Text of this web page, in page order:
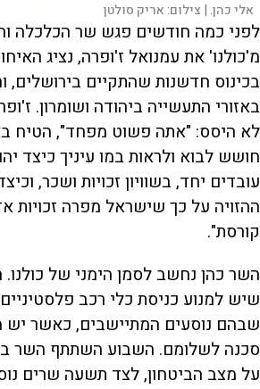
אלי כהן. | צילום:אריק סולטן
לפני כמה חודשים פגש שר הכלכלה
מ'כולנו' את עמנואל ז'ופרה, נציג
בכינוס חדשנות שהתקיים בירושלים,
באזורי התעשייה ביהודה ושומרון.
לא היסס: "אתה פשוט מפחד", הטיח
חושש לבוא ולראות במו עיניך כיצד
עובדים יחד, בשוויון זכויות ושכר,
ההזויה על כך שישראל מפרה
קורסת".
השר כהן נחשב לסמן הימני של
שיש למנוע כניסת כלי רכב
שבהם נוסעים המתיישבים, כאשר יש
סכנה לשלומם. השבוע השתתף השר
על מצב הביטחון, לצד תשעה שרים